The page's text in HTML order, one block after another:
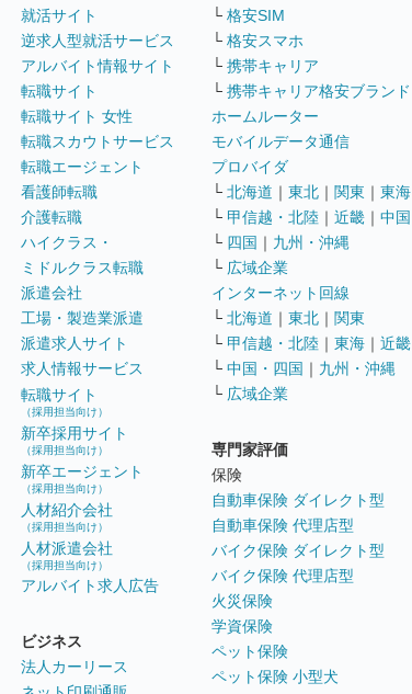
就活サイト
逆求人型就活サービス
アルバイト情報サイト
転職サイト
転職サイト 女性
転職スカウトサービス
転職エージェント
看護師転職
介護転職
ハイクラス・
ミドルクラス転職
派遣会社
工場・製造業派遣
派遣求人サイト
求人情報サービス
転職サイト
（採用担当向け）
新卒採用サイト
（採用担当向け）
新卒エージェント
（採用担当向け）
人材紹介会社
（採用担当向け）
人材派遣会社
（採用担当向け）
アルバイト求人広告
ビジネス
法人カーリース
└ 格安SIM
└ 格安スマホ
└ 携帯キャリア
└ 携帯キャリア格安ブランド
ホームルーター
モバイルデータ通信
プロバイダ
└ 北海道 ｜ 東北 ｜ 関東 ｜ 東海
└ 甲信越・北陸 ｜ 近畿 ｜ 中国
└ 四国 ｜ 九州・沖縄
└ 広域企業
インターネット回線
└ 北海道 ｜ 東北 ｜ 関東
└ 甲信越・北陸 ｜ 東海 ｜ 近畿
└ 中国・四国 ｜ 九州・沖縄
└ 広域企業
専門家評価
保険
自動車保険 ダイレクト型
自動車保険 代理店型
バイク保険 ダイレクト型
バイク保険 代理店型
火災保険
学資保険
ペット保険
ペット保険 小型犬